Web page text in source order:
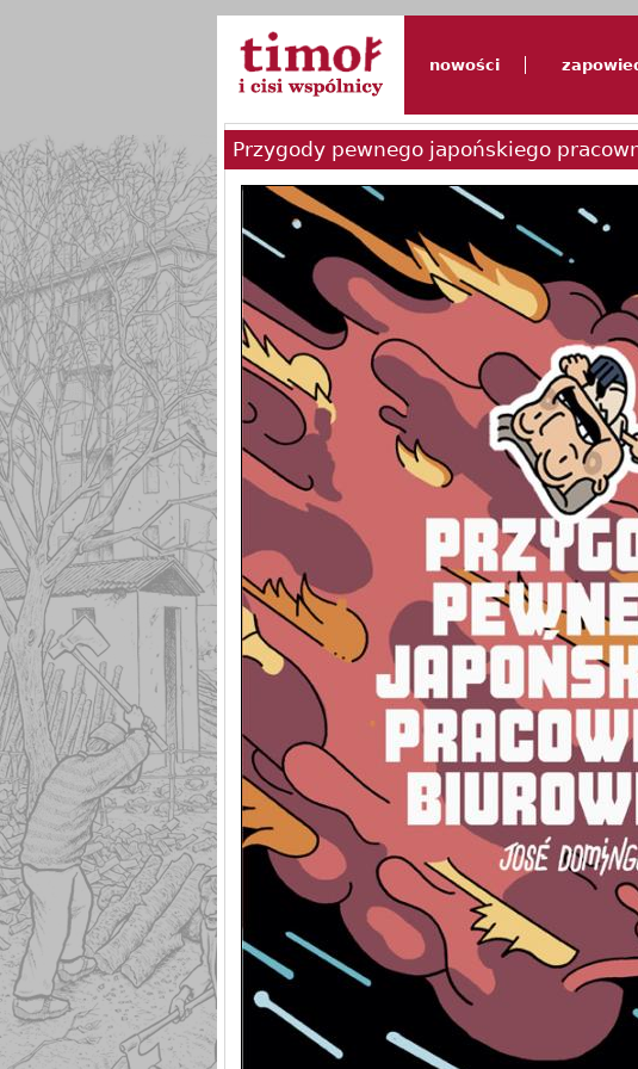
nowości
Przygody pewnego japońskiego